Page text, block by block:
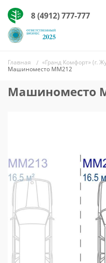
8 (4912) 777-777
Главная
«Гранд Комфорт» (г.
Машиноместо ММ212
Машиноместо